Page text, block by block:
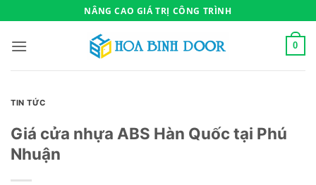
qua
nội
NÂNG CAO GIÁ TRỊ CÔNG TRÌNH
0
TIN TỨC
Giá cửa nhựa ABS Hàn Quốc tại Phú
Nhuận